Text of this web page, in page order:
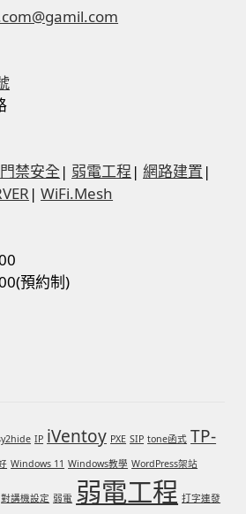
車道管制系統
動控制
卡片、手機APP GPS打卡
軟體 手冊
門禁安全 | 弱電工程 |網路建置 |
|WiFi.Mesh
預約制)
IP iVentoy PXE SIP tone函式 TP-
Windows 11 Windows教學 WordPress架站
對講機設定 弱電 弱電工程 打字連發